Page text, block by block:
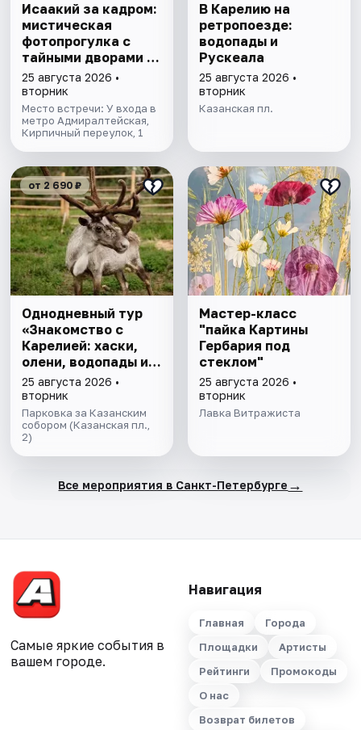
Исаакий за кадром:
мистическая
фотопрогулка с
тайными дворами и
колоннадой
25 августа 2026 •
вторник
Место встречи: У входа в
метро Адмиралтейская,
Кирпичный переулок, 1
В Карелию на
ретропоезде:
водопады и
Рускеала
25 августа 2026 •
вторник
Казанская пл.
от 2 690 ₽
Однодневный тур
«Знакомство с
Карелией: хаски,
олени, водопады и
горный парк
"Рускеала»
25 августа 2026 •
вторник
Парковка за Казанским
собором (Казанская пл.,
2)
Мастер-класс
"пайка Картины
Гербария под
стеклом"
25 августа 2026 •
вторник
Лавка Витражиста
Все мероприятия в Санкт-Петербурге →
Самые яркие события в
вашем городе.
Навигация
Главная
Города
Площадки
Артисты
Рейтинги
Промокоды
О нас
Возврат билетов